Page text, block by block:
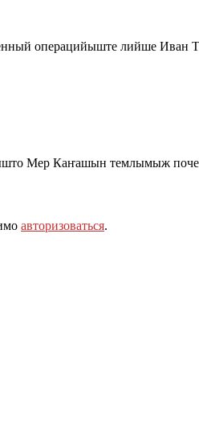
операцийыште лийше Иван
Мер Каҥашын темлымыж
авторизоваться.